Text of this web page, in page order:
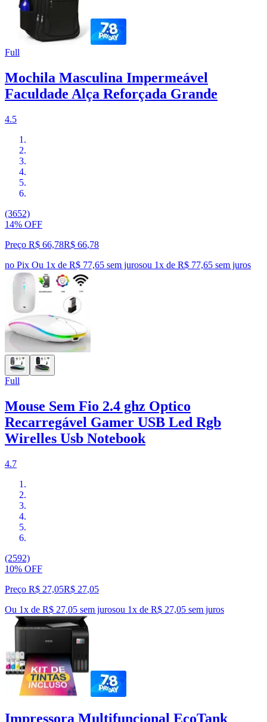
Full
Mochila Masculina Impermeável
Faculdade Alça Reforçada Grande
4.5
(3652)
14% OFF
Preço R$ 66,78R$ 66,78
no Pix Ou 1x de R$ 77,65 sem jurosou 1x de R$ 77,65 sem juros
Full
Mouse Sem Fio 2.4 ghz Optico
Recarregável Gamer USB Led Rgb
Wirelles Usb Notebook
4.7
(2592)
10% OFF
Preço R$ 27,05R$ 27,05
Ou 1x de R$ 27,05 sem jurosou 1x de R$ 27,05 sem juros
Impressora Multifuncional EcoTank